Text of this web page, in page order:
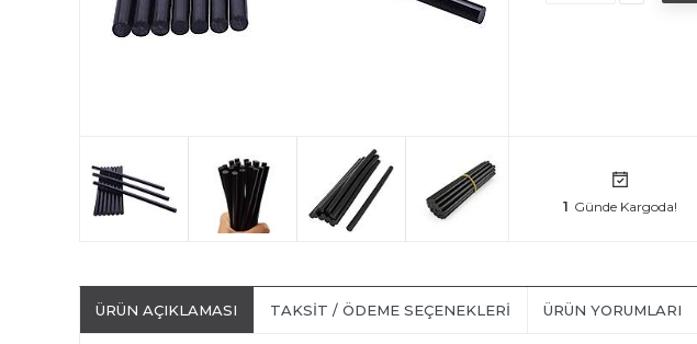
1
ÜRÜN AÇIKLAMASI TAKSIT / ÖDEME SEÇENEKLERI ÜRÜN YORUMLARI